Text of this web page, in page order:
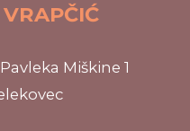
Miškine 1